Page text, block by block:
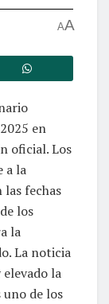
AA
en
oficial. Los
a la
fechas
los
la
La noticia
la
de los